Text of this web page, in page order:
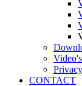
Video's
CONTACT